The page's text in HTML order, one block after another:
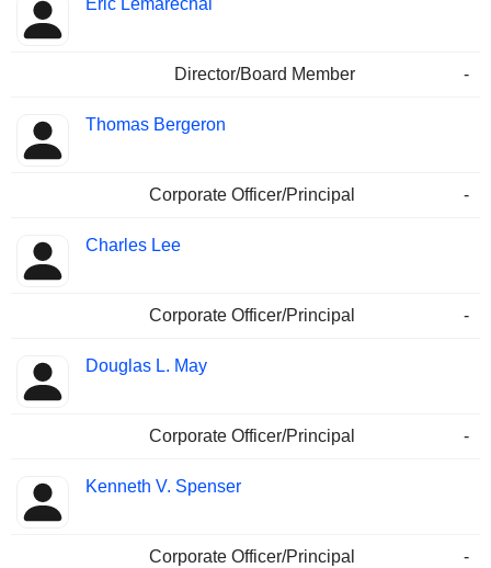
Eric Lemarechal
Director/Board Member -
Thomas Bergeron
Corporate Officer/Principal -
Charles Lee
Corporate Officer/Principal -
Douglas L. May
Corporate Officer/Principal -
Kenneth V. Spenser
Corporate Officer/Principal -